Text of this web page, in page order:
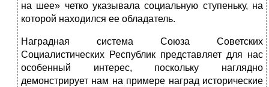
на шее» четко указывала социальную ступеньку, на
которой находился ее обладатель.
Наградная система Союза Советских
Социалистических Республик представляет для нас
особенный интерес, поскольку наглядно
демонстрирует нам на примере наград исторические